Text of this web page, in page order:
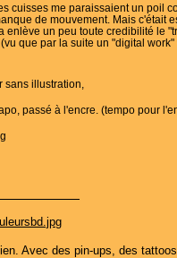
cuisses me paraissaient un poil
de mouvement. Mais c'était
enlève un peu toute credibilité le
(vu que par la suite un "digital
sans illustration,
passé à l'encre. (tempo pour
Avec des pin-ups, des